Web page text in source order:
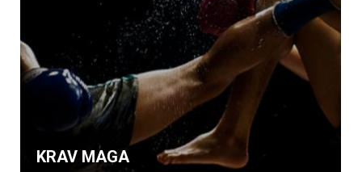
KRAV MAGA